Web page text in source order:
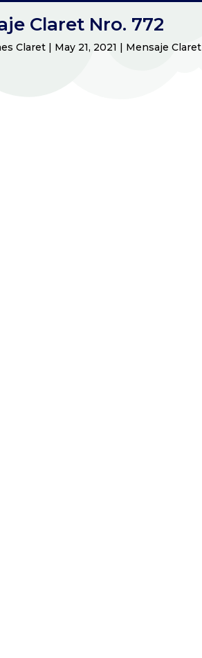
Claret Nro. 772
Claret| May 21, 2021 | Mensaje Claret